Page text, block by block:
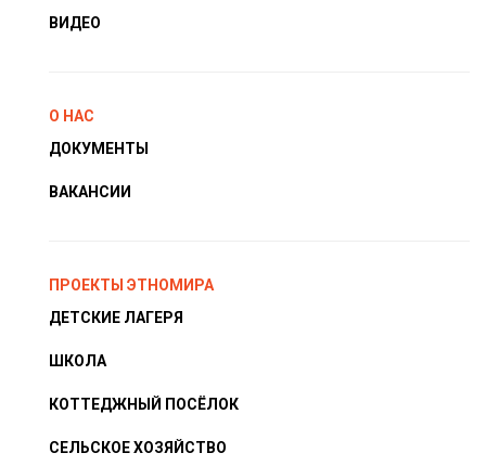
ВИДЕО
О НАС
ДОКУМЕНТЫ
ВАКАНСИИ
ПРОЕКТЫ ЭТНОМИРА
ДЕТСКИЕ ЛАГЕРЯ
ШКОЛА
КОТТЕДЖНЫЙ ПОСЁЛОК
СЕЛЬСКОЕ ХОЗЯЙСТВО